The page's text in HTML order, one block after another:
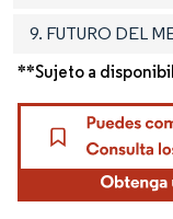
9. FUTURO DEL
**Sujeto a